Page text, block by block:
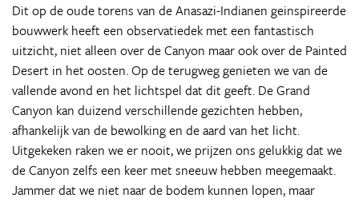
Dit op de oude torens van de Anasazi-Indianen geinspireerde
bouwwerk heeft een observatiedek met een fantastisch
uitzicht, niet alleen over de Canyon maar ook over de Painted
Desert in het oosten. Op de terugweg genieten we van de
vallende avond en het lichtspel dat dit geeft. De Grand
Canyon kan duizend verschillende gezichten hebben,
afhankelijk van de bewolking en de aard van het licht.
Uitgekeken raken we er nooit, we prijzen ons gelukkig dat we
de Canyon zelfs een keer met sneeuw hebben meegemaakt.
Jammer dat we niet naar de bodem kunnen lopen, maar